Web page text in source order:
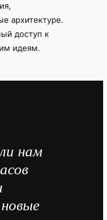
архитектуре.
доступ к
идеям.
нам